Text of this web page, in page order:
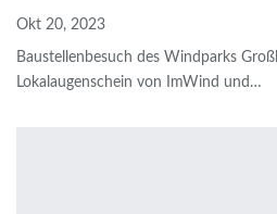
Okt 20, 2023
Baustellenbesuch des Windparks
Lokalaugenschein von ImWind und …